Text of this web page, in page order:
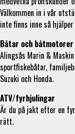
Välkommen in i vår
inte finns inne så
Båtar och båtmotorer
Alingsås Marin &
sportfiskebåtar,
Suzuki och Honda.
ATV/fyrhjulingar
Är du på jakt efter en
rätt.